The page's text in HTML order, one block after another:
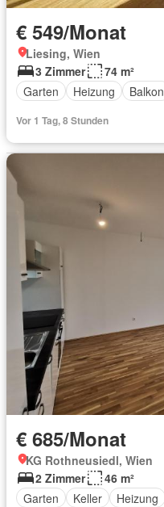
€ 549/Monat
Liesing, Wien
3 Zimmer
74 m²
Garten
Heizung Balkon
Vor 1 Tag, 8 Stunden
€ 685/Monat
KG Rothneusiedl, Wien
2 Zimmer
46 m²
Garten
Keller Heizung